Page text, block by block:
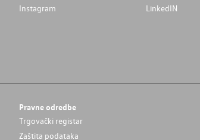
Instagram LinkedIN
Pravne odredbe
Trgovački registar
Zaštita podataka